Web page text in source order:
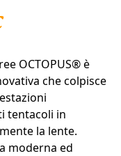
OCTOPUS® è
che colpisce
tentacoli in
la lente.
moderna ed